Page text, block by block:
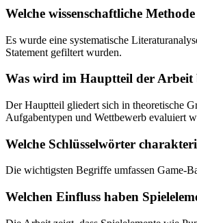
Welche wissenschaftliche
Es wurde eine systematische
Statement gefiltert wurden.
Was wird im Hauptteil der Arbeit
Der Hauptteil gliedert sich in theoretische
Aufgabentypen und Wettbewerb evaluiert
Welche Schlüsselwörter
Die wichtigsten Begriffe umfassen Game-
Welchen Einfluss haben